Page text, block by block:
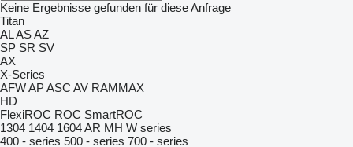
Keine Ergebnisse gefunden für diese Anfrage
Titan
ALASAZ
SP SR SV
AX
X-Series
AFWAPASC AV RAMMAX
HD
FlexiROC ROC SmartROC
1304 1404 1604AR MH W series
400 - series 500 - series 700 - series